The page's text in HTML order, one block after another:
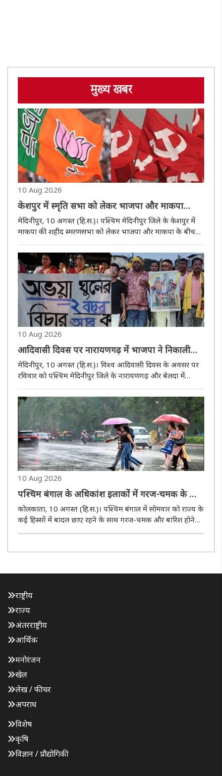
मुख्य खबर
10 Aug 2026
केशपुर में स्मृति सभा को लेकर भाजपा और माकपा
आमने-सामने
मेदिनीपुर, 10 अगस्त (हि.स.)। पश्चिम मेदिनीपुर जिले के केशपुर में
माकपा की शहीद स्मरणसभा को लेकर भाजपा और माकपा के बीच
है कि शहीद स्मरणसभा में लोगों की भीड़ रोकने के लिए भाजपा गांव-
गांव ..
10 Aug 2026
आदिवासी दिवस पर नारायणगढ़ में भाजपा ने निकाली
पदयात्रा
मेदिनीपुर, 10 अगस्त (हि.स.)। विश्व आदिवासी दिवस के अवसर पर
रविवार को पश्चिम मेदिनीपुर जिले के नारायणगढ़ और बेलदा में
ओर से आदिवासी समाज के स्वतंत्रता संग्राम में योगदान को याद करते
हुए पदयात्र..
10 Aug 2026
पश्चिम बंगाल के अधिकांश इलाकों में गरज-चमक के साथ
बारिश के आसार
कोलकाता, 10 अगस्त (हि.स.)। पश्चिम बंगाल में सोमवार को राज्य के
कई हिस्सों में बादल छाए रहने के साथ गरज-चमक और बारिश होने
साथ बिजली..
राष्ट्रीय
राज्य
अंतरराष्ट्रीय
आर्थिक
मनोरंजन
खेल
लेख / फीचर
अपराध
विशेष
कृषि
विज्ञान / प्रौद्योगिकी